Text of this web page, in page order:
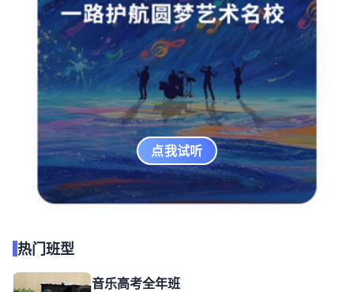
点我试听
热门班型
音乐高考全年班